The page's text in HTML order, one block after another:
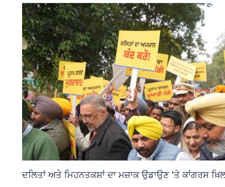
ਦਲਿਤਾਂ ਅਤੇ ਮਿਹਨਤਕਸ਼ਾਂ ਦਾ ਮਜ਼ਾਕ ਉਡਾਉਣ 'ਤੇ ਕਾਂਗਰਸ